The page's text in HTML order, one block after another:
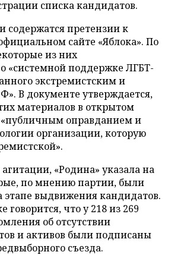
списка кандидатов.
содержатся претензии к
сайте «Яблока». По
из них
«системной поддержке ЛГБТ-
экстремистским и
В документе утверждается,
материалов в открытом
«публичным оправданием и
организации, которую
«Родина» указала на
по мнению партии, были
выдвижения кандидатов.
говорится, что у 218 из 269
об отсутствии
и активов были подписаны
съезда.